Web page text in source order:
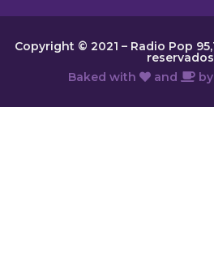
Copyright © 2021 – Radio Pop
Baked with
and by